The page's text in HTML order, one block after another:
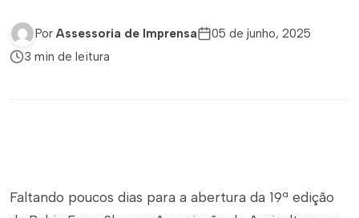
Por Assessoria de Imprensa
05 de junho, 2025
3 min de leitura
Faltando poucos dias para a abertura da 19ª edição